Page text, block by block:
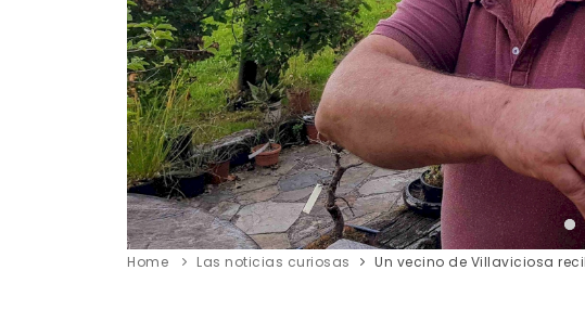
Home Las noticias curiosas Un vecino de Villaviciosa